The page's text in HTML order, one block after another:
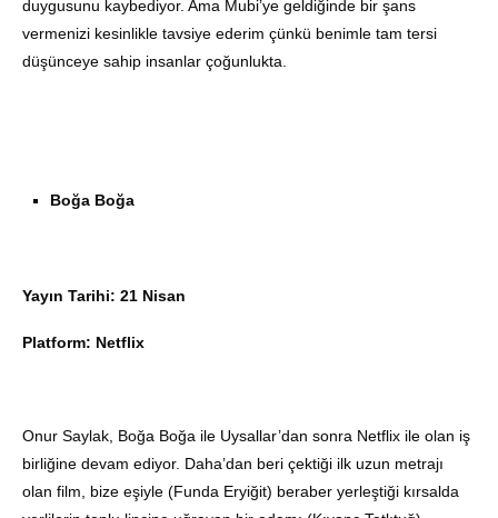
duygusunu kaybediyor. Ama Mubi’ye geldiğinde bir şans
vermenizi kesinlikle tavsiye ederim çünkü benimle tam tersi
düşünceye sahip insanlar çoğunlukta.
Boğa Boğa
Yayın Tarihi: 21 Nisan
Platform: Netflix
Onur Saylak, Boğa Boğa ile Uysallar’dan sonra Netflix ile olan iş
birliğine devam ediyor. Daha’dan beri çektiği ilk uzun metrajı
olan film, bize eşiyle (Funda Eryiğit) beraber yerleştiği kırsalda